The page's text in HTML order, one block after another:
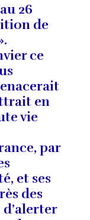
26
de
ce
en
vie
par
et ses
des
d’alerter